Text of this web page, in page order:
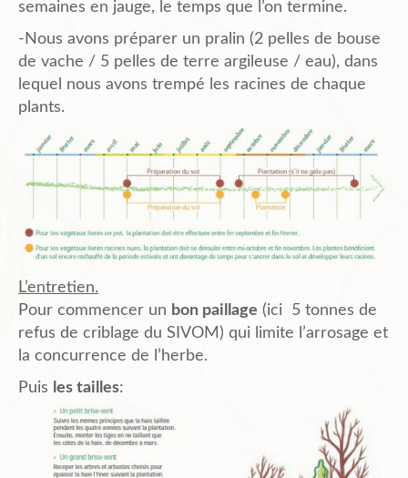
semaines en jauge, le temps que l’on termine.
-Nous avons préparer un pralin (2 pelles de bouse
de vache / 5 pelles de terre argileuse / eau), dans
lequel nous avons trempé les racines de chaque
plants.
L’entretien.
Pour commencer un bon paillage (ici 5 tonnes de
refus de criblage du SIVOM) qui limite l’arrosage et
la concurrence de l’herbe.
Puis les tailles: